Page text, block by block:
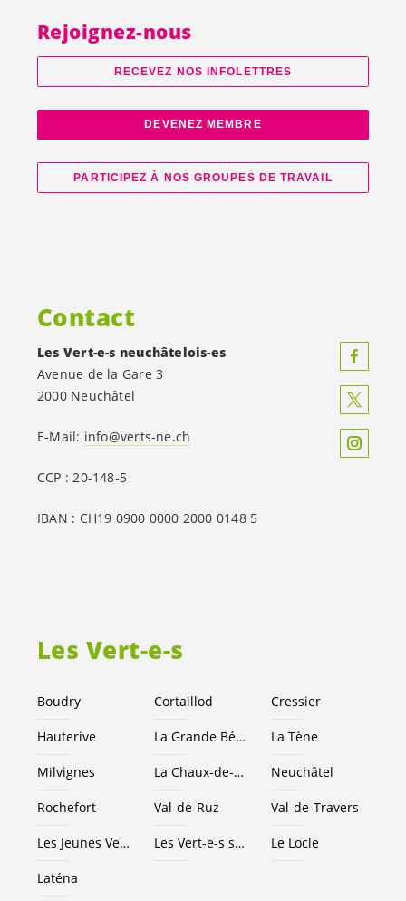
Les Vert-e-s
Boudry Cortaillod Cressier
Hauterive La Grande Béroche La Tène
Milvignes La Chaux-de-Fonds Neuchâtel
Rochefort Val-de-Ruz Val-de-Travers
Les Jeunes Vert-e-s NE
Les Vert-e-s suisses Le Locle
Laténa
Rejoignez-nous
RECEVEZ NOS INFOLETTRES
DEVENEZ MEMBRE
PARTICIPEZ À NOS GROUPES DE TRAVAIL
Contact
Les Vert-e-s neuchâtelois-es
Avenue de la Gare 3
2000 Neuchâtel
E-Mail: info@verts-ne.ch
CCP : 20-148-5
IBAN : CH19 0900 0000 2000 0148 5